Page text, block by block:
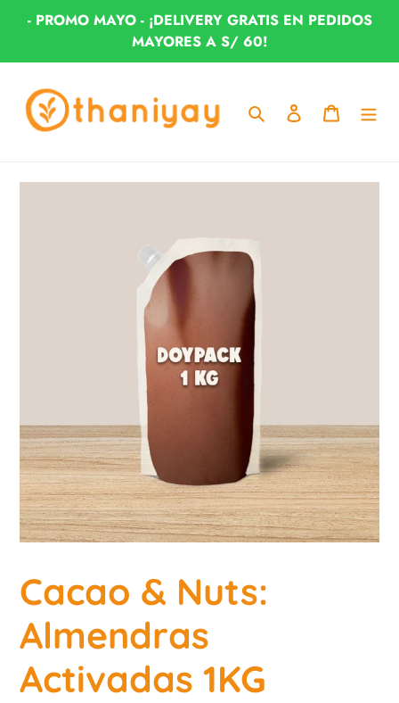
al
contenido
- PROMO MAYO - ¡DELIVERY GRATIS EN PEDIDOS
MAYORES A S/ 60!
Buscar Ingresar Carrito
Cacao & Nuts:
Almendras
Activadas 1KG